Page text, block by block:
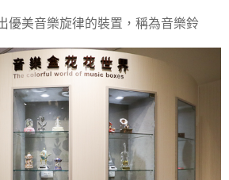
優美音樂旋律的裝置，稱為音樂鈴